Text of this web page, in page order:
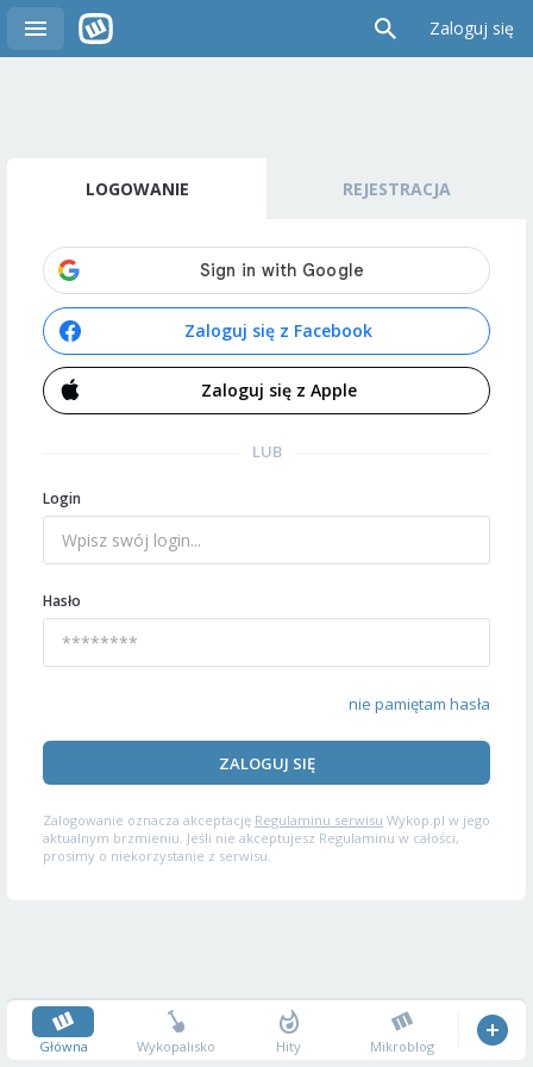
Zaloguj się
LOGOWANIE REJESTRACJA
Zaloguj się z Facebook
Zaloguj się z Apple
LUB
Login
Hasło
nie pamiętam hasła
ZALOGUJ SIĘ
Zalogowanie oznacza akceptację Regulaminu serwisu Wykop.pl w jego
aktualnym brzmieniu. Jeśli nie akceptujesz Regulaminu w całości,
prosimy o niekorzystanie z serwisu.
Główna Wykopalisko Hity Mikroblog